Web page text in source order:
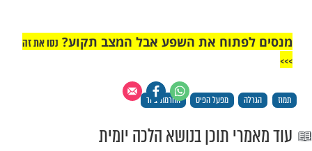
להשתתף בהגרלות של "מפעל הפיס"?
לקנות כרטיס הגרלה ממפעל הפיס, משום
וכל שכן שלא לרכוש טפסי הגרלות ספורט
בשבת [ילקו"י סימן שע]